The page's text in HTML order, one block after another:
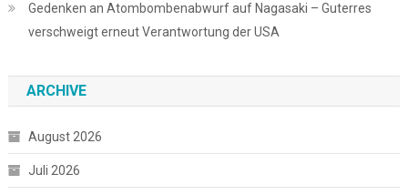
Gedenken an Atombombenabwurf auf Nagasaki – Guterres
verschweigt erneut Verantwortung der USA
ARCHIVE
August 2026
Juli 2026